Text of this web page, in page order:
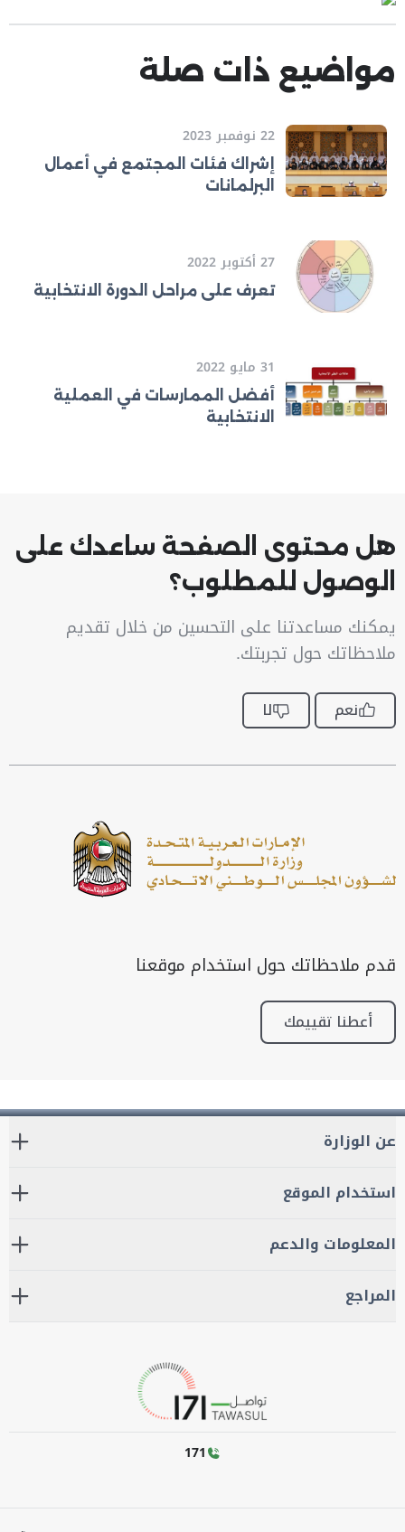
مواضيع ذات صلة
22 نوفمبر 2023
إشراك فئات المجتمع في أعمال
البرلمانات
27 أكتوبر 2022
تعرف على مراحل الدورة الانتخابية
31 مايو 2022
أفضل الممارسات في العملية
الانتخابية
هل محتوى الصفحة ساعدك على
الوصول للمطلوب؟
يمكنك مساعدتنا على التحسين من خلال تقديم
ملاحظاتك حول تجربتك.
نعم لا
قدم ملاحظاتك حول استخدام موقعنا
أعطنا تقييمك
عن الوزارة
استخدام الموقع
المعلومات والدعم
المراجع
171